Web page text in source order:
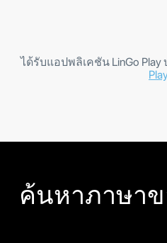
ได้รับแอปพลิเคชัน LinGo Play
ค้นหาภาษา